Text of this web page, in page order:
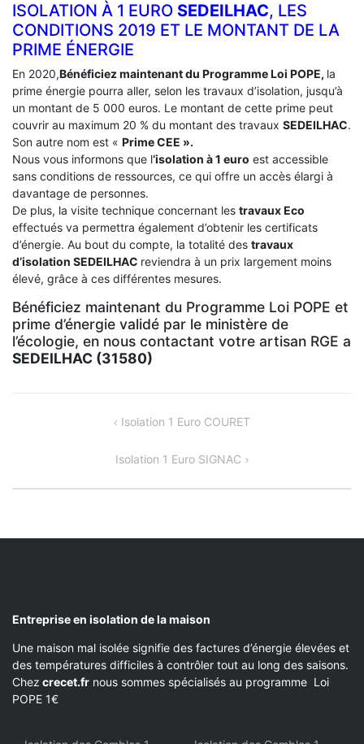
ISOLATION À 1 EURO SEDEILHAC, LES
CONDITIONS 2019 ET LE MONTANT DE LA
PRIME ÉNERGIE
En 2020,Bénéficiez maintenant du Programme Loi POPE, la
prime énergie pourra aller, selon les travaux d’isolation, jusqu’à
un montant de 5 000 euros. Le montant de cette prime peut
couvrir au maximum 20 % du montant des travaux SEDEILHAC.
Son autre nom est « Prime CEE ».
Nous vous informons que l‘isolation à 1 euro est accessible
sans conditions de ressources, ce qui offre un accès élargi à
davantage de personnes.
De plus, la visite technique concernant les travaux Eco
effectués va permettra également d’obtenir les certificats
d’énergie. Au bout du compte, la totalité des travaux
d’isolation SEDEILHAC reviendra à un prix largement moins
élevé, grâce à ces différentes mesures.
Bénéficiez maintenant du Programme Loi POPE et
prime d’énergie validé par le ministère de
l’écologie, en nous contactant votre artisan RGE a
SEDEILHAC (31580)
Isolation 1 Euro COURET
Isolation 1 Euro SIGNAC
Entreprise en isolation de la maison
Une maison mal isolée signifie des factures d’énergie élevées et
des températures difficiles à contrôler tout au long des saisons.
Chez crecet.fr nous sommes spécialisés au programme Loi
POPE 1€